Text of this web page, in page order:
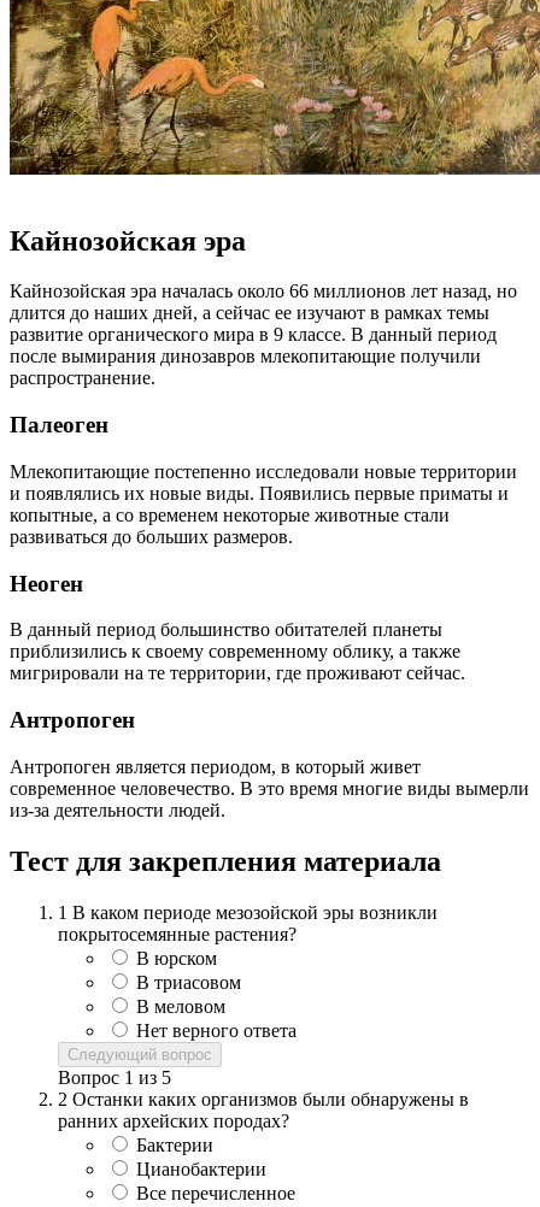
Кайнозойская эра
Кайнозойская эра началась около 66 миллионов лет назад, но
длится до наших дней, а сейчас ее изучают в рамках темы
развитие органического мира в 9 классе. В данный период
после вымирания динозавров млекопитающие получили
распространение.
Палеоген
Млекопитающие постепенно исследовали новые территории
и появлялись их новые виды. Появились первые приматы и
копытные, а со временем некоторые животные стали
развиваться до больших размеров.
Неоген
В данный период большинство обитателей планеты
приблизились к своему современному облику, а также
мигрировали на те территории, где проживают сейчас.
Антропоген
Антропоген является периодом, в который живет
современное человечество. В это время многие виды вымерли
из-за деятельности людей.
Тест для закрепления материала
1 В каком периоде мезозойской эры возникли
покрытосемянные растения?
В юрском
В триасовом
В меловом
Нет верного ответа
Следующий вопрос
Вопрос 1 из 5
2 Останки каких организмов были обнаружены в
ранних архейских породах?
Бактерии
Цианобактерии
Все перечисленное